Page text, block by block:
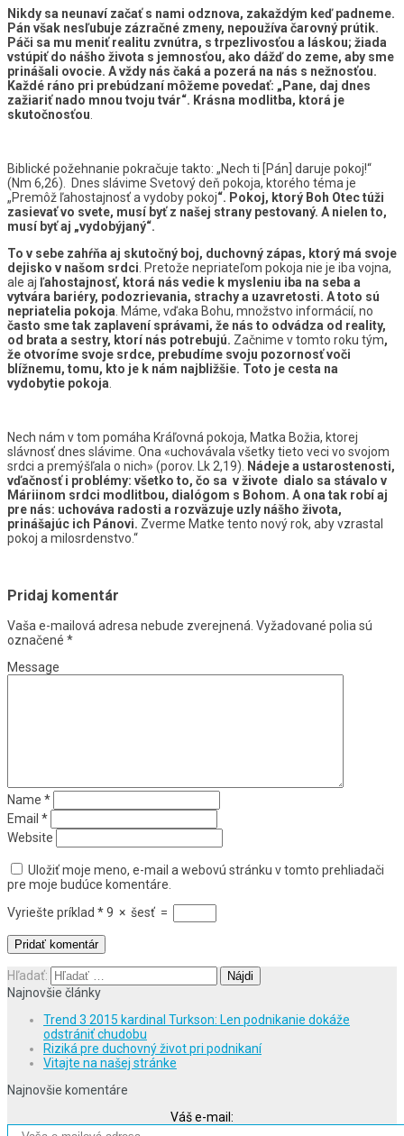
Nikdy sa neunaví začať s nami odznova, zakaždým keď padneme.
Pán však nesľubuje zázračné zmeny, nepoužíva čarovný prútik.
Páči sa mu meniť realitu zvnútra, s trpezlivosťou a láskou; žiada
vstúpiť do nášho života s jemnosťou, ako dážď do zeme, aby sme
prinášali ovocie. A vždy nás čaká a pozerá na nás s nežnosťou.
Každé ráno pri prebúdzaní môžeme povedať: „Pane, daj dnes
zažiariť nado mnou tvoju tvár“. Krásna modlitba, ktorá je
skutočnosťou
Biblické požehnanie pokračuje takto: „Nech ti [Pán] daruje pokoj!“
(Nm 6,26). Dnes slávime Svetový deň pokoja, ktorého téma je
„Premôž ľahostajnosť a vydoby pokoj“. Pokoj, ktorý Boh Otec túži
zasievať vo svete, musí byť z našej strany pestovaný. A nielen to,
musí byť aj „vydobýjaný“.
To v sebe zahŕňa aj skutočný boj, duchovný zápas, ktorý má svoje
dejisko v našom srdci . Pretože nepriateľom pokoja nie je iba vojna,
ale aj ľahostajnosť, ktorá nás vedie k mysleniu iba na seba a
vytvára bariéry, podozrievania, strachy a uzavretosti. A toto sú
nepriatelia pokoja . Máme, vďaka Bohu, množstvo informácií, no
často sme tak zaplavení správami, že nás to odvádza od reality,
od brata a sestry, ktorí nás potrebujú. Začnime v tomto roku tým,
že otvoríme svoje srdce, prebudíme svoju pozornosť voči
blížnemu, tomu, kto je k nám najbližšie. Toto je cesta na
vydobytie pokoja
Nech nám v tom pomáha Kráľovná pokoja, Matka Božia, ktorej
slávnosť dnes slávime. Ona «uchovávala všetky tieto veci vo svojom
srdci a premýšľala o nich» (porov. Lk 2,19). Nádeje a ustarostenosti,
vďačnosť i problémy: všetko to, čo sa v živote dialo sa stávalo v
Máriinom srdci modlitbou, dialógom s Bohom. A ona tak robí aj
pre nás: uchováva radosti a rozväzuje uzly nášho života,
prinášajúc ich Pánovi. Zverme Matke tento nový rok, aby vzrastal
pokoj a milosrdenstvo.“
Pridaj komentár
Vaša e-mailová adresa nebude zverejnená. Vyžadované polia sú
označené *
Message
Name *
Email *
Website
Uložiť moje meno, e-mail a webovú stránku v tomto prehliadači
pre moje budúce komentáre.
Vyriešte príklad *9 × šesť =
Hľadať:
Najnovšie články
Trend 3 2015 kardinal Turkson: Len podnikanie dokáže
odstrániť chudobu
Riziká pre duchovný život pri podnikaní
Vitajte na našej stránke
Najnovšie komentáre
Váš e-mail: